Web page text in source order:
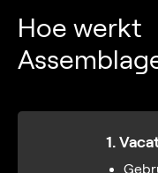
Hoe werkt
1.